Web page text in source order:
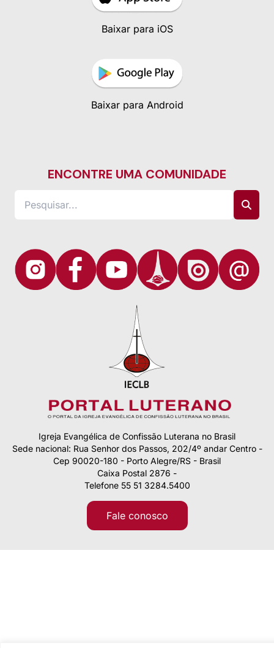
Baixar para iOS
Baixar para Android
ENCONTRE UMA COMUNIDADE
Igreja Evangélica de Confissão Luterana no Brasil
Sede nacional: Rua Senhor dos Passos, 202/4º andar Centro -
Cep 90020-180 - Porto Alegre/RS - Brasil
Caixa Postal 2876 -
Telefone 55 51 3284.5400
Fale conosco